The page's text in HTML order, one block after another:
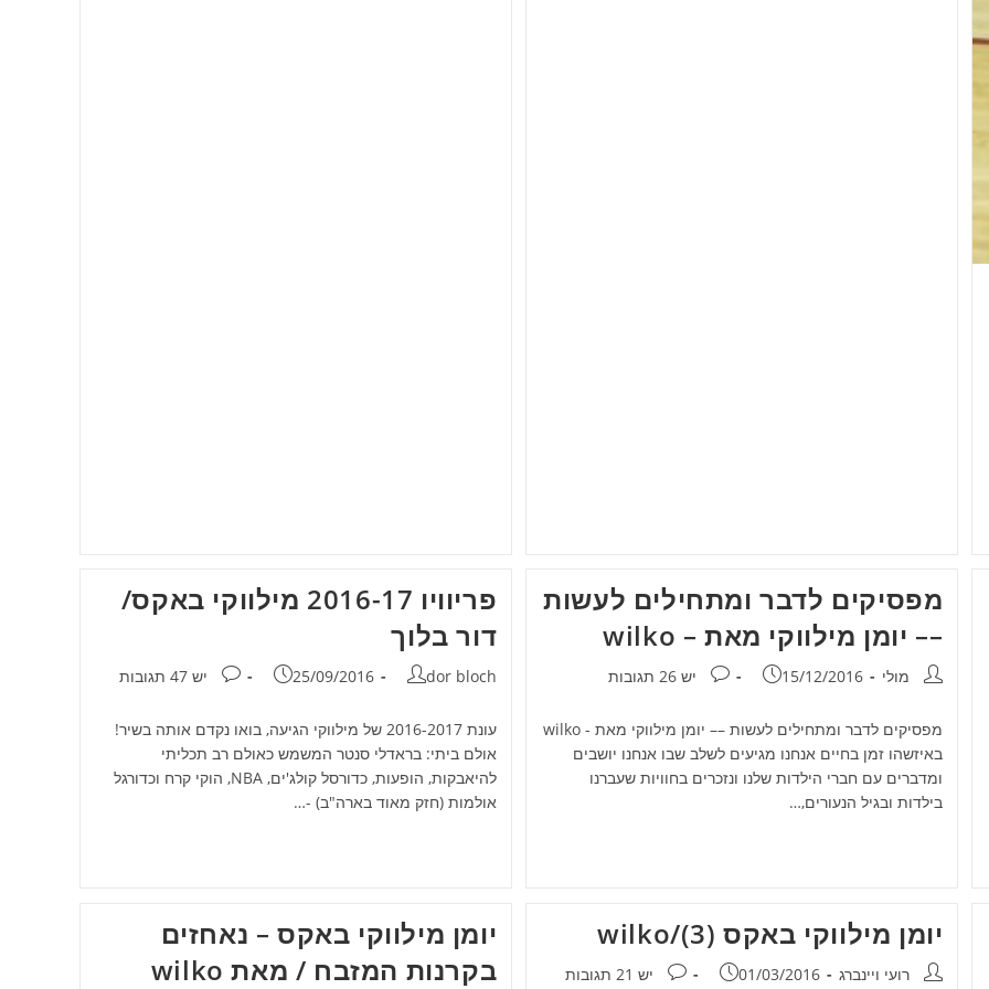
מפסיקים לדבר ומתחילים לעשות
–– יומן מילווקי מאת – wilko
מחבר:מולי פורסם:
15/12/2016 תגובות:
יש 26 תגובות
מפסיקים לדבר ומתחילים לעשות –– יומן מילווקי מאת - wilko
באיזשהו זמן בחיים אנחנו מגיעים לשלב שבו אנחנו יושבים
ומדברים עם חברי הילדות שלנו ונזכרים בחוויות שעברנו
בילדות ובגיל הנעורים,…
פריוויו 2016-17 מילווקי באקס/
דור בלוך
מחבר:
dor bloch פורסם:
25/09/2016 תגובות:
יש 47 תגובות
עונת 2016-2017 של מילווקי הגיעה, בואו נקדם אותה בשיר!
אולם ביתי: בראדלי סנטר המשמש כאולם רב תכליתי
להיאבקות, הופעות, כדורסל קולג'ים, NBA, הוקי קרח וכדורגל
אולמות (חזק מאוד בארה"ב) -…
יומן מילווקי באקס (3)/wilko
מחבר:רועי ויינברג פורסם:
01/03/2016 תגובות:
יש 21 תגובות
יומן מילווקי באקס – נאחזים
בקרנות המזבח / מאת wilko